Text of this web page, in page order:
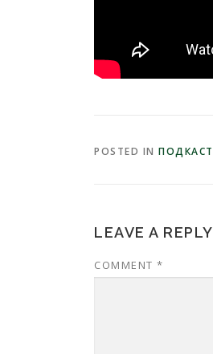
POSTED IN ПОДКАСТ
LEAVE A REPLY
COMMENT *